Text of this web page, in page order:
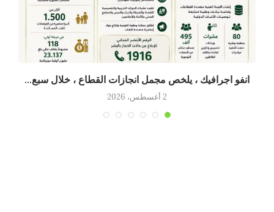
انفو اجرافيك ، يلخص مجمل انجازات القطاع ، خلال سبع...
2 أغسطس، 2026